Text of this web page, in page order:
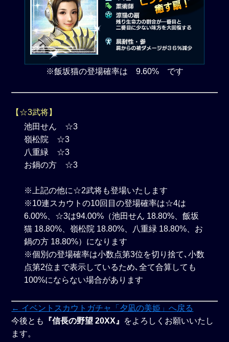
※飯坂猫の登場確率は 9.60% です
【☆3武将】
池田せん ☆3
嶺松院 ☆3
八重緑 ☆3
お鍋の方 ☆3
※上記の他に☆2武将も登場いたします
※10連スカウトの10回目の登場確率は☆4は
6.00%、☆3は94.00%（池田せん 18.80%、飯坂
猫 18.80%、嶺松院 18.80%、八重緑 18.80%、お
鍋の方 18.80%）になります
※個別の登場確率は小数点第3位を切り捨て､小数
点第2位まで表示しているため､全て合算しても
100%にならない場合があります
← イベントスカウトガチャ「夕凪の美姫」へ戻る
今後とも
『信長の野望 20XX』 をよろしくお願いいたし
ます。